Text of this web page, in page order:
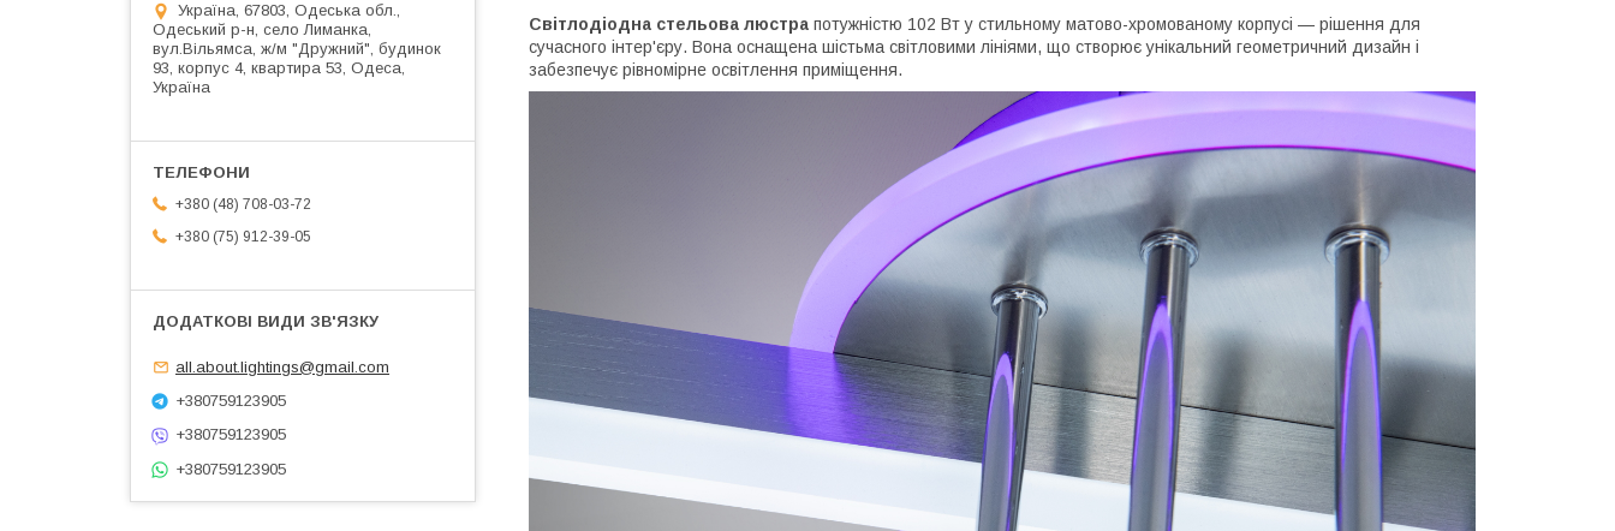
Світлодіодна стельова люстра потужністю 102 Вт у стильному матово-хромованому корпусі — рішення для
сучасного інтер'єру. Вона оснащена шістьма світловими лініями, що створює унікальний геометричний дизайн і
забезпечує рівномірне освітлення приміщення.
Україна, 67803, Одеська обл.,
Одеський р-н, село Лиманка,
вул.Вільямса, ж/м "Дружний", будинок
93, корпус 4, квартира 53, Одеса,
Україна
+380 (48) 708-03-72
+380 (75) 912-39-05
all.about.lightings@gmail.com
+380759123905
+380759123905
+380759123905